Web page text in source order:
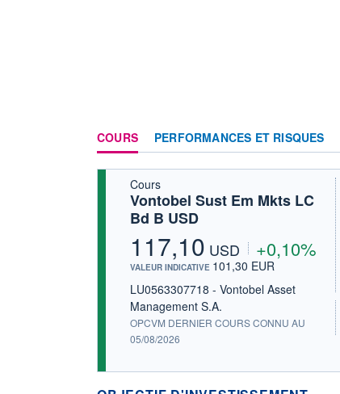
COURS PERFORMANCES ET RISQUES
Cours
Vontobel Sust Em Mkts LC
Bd B USD
117,10 USD +0,10%
VALEUR INDICATIVE 101,30 EUR
LU0563307718 - Vontobel Asset
Management S.A.
OPCVM DERNIER COURS CONNU AU
05/08/2026